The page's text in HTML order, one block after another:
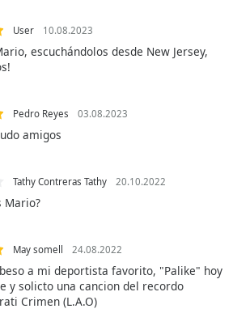
User 10.08.2023
escuchándolos desde New Jersey,
Pedro Reyes 03.08.2023
amigos
Tathy Contreras Tathy 20.10.2022
Mario?
May somell 24.08.2022
a mi deportista favorito, "Palike" hoy
y solicto una cancion del recordo
Crimen (L.A.O)